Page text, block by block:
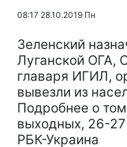
08:17 28.10.2019 Пн
Зеленский
Луганской ОГА,
главаря ИГИЛ,
вывезли из
Подробнее о
выходных, 26-
РБК-Украина